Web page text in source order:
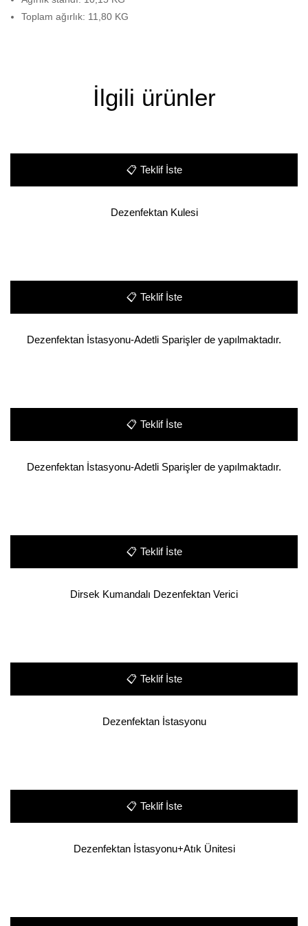
Toplam ağırlık: 11,80 KG
İlgili ürünler
📋 Teklif İste
Dezenfektan Kulesi
📋 Teklif İste
Dezenfektan İstasyonu-Adetli Sparişler de yapılmaktadır.
📋 Teklif İste
Dezenfektan İstasyonu-Adetli Sparişler de yapılmaktadır.
📋 Teklif İste
Dirsek Kumandalı Dezenfektan Verici
📋 Teklif İste
Dezenfektan İstasyonu
📋 Teklif İste
Dezenfektan İstasyonu+Atık Ünitesi